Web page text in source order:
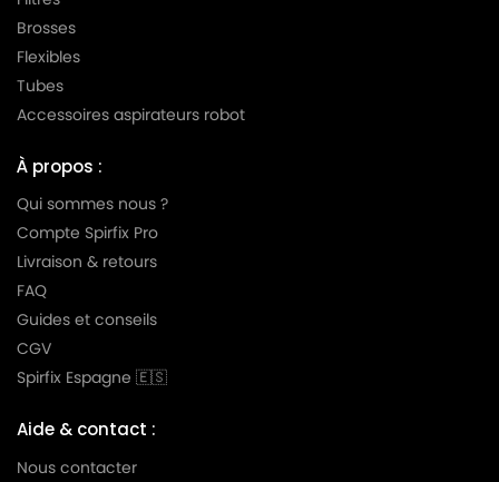
Brosses
Flexibles
Tubes
Accessoires aspirateurs robot
À propos :
Qui sommes nous ?
Compte Spirfix Pro
Livraison & retours
FAQ
Guides et conseils
CGV
Spirfix Espagne 🇪🇸
Aide & contact :
Nous contacter